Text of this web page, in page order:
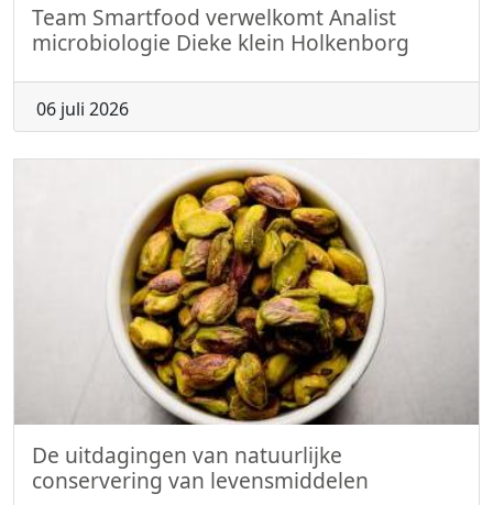
Team Smartfood verwelkomt Analist
microbiologie Dieke klein Holkenborg
06 juli 2026
De uitdagingen van natuurlijke
conservering van levensmiddelen